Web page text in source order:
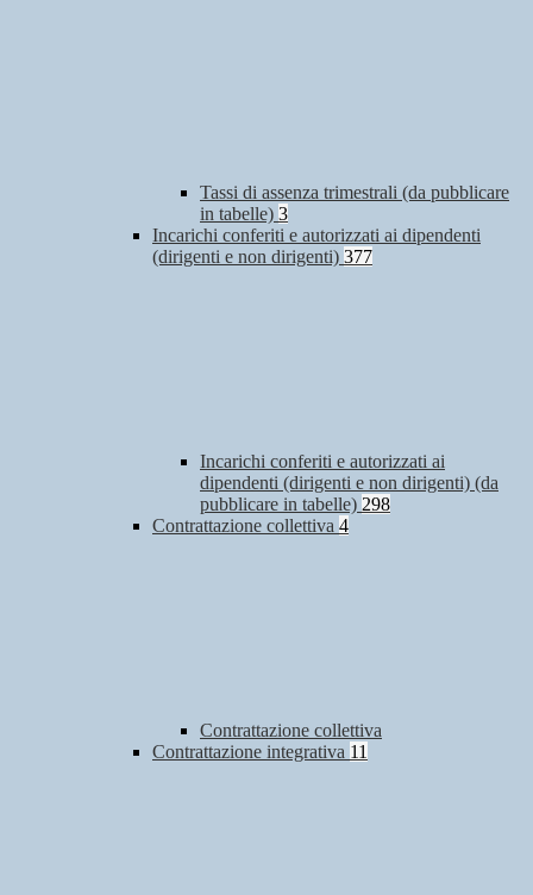
Tassi di assenza trimestrali (da pubblicare
in tabelle) 3
Incarichi conferiti e autorizzati ai dipendenti
(dirigenti e non dirigenti) 377
Incarichi conferiti e autorizzati ai
dipendenti (dirigenti e non dirigenti) (da
pubblicare in tabelle) 298
Contrattazione collettiva 4
Contrattazione collettiva
Contrattazione integrativa 11